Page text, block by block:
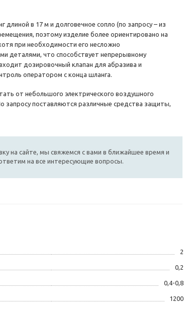
длиной в 17 м и долговечное сопло (по запросу – из
поэтому изделие более ориентировано на
при необходимости его несложно
деталями, что способствует непрерывному
дозировочный клапан для абразива и
оператором с конца шланга.
от небольшого электрического воздушного
запросу поставляются различные средства защиты,
на сайте, мы свяжемся с вами в ближайшее время и
на все интересующие вопросы.
2
0,2
0,4-0,8
1200